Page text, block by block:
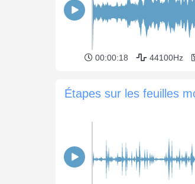
00:00:18 44100Hz
Étapes sur les feuilles